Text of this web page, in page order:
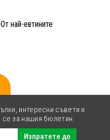
От най-евтините
интересни съвети и
за нашия бюлетин.
Изпратете до